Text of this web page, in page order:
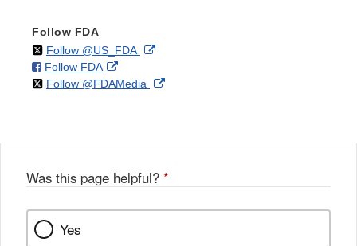
Follow FDA
Follow @US_FDAon External
Disclaimer
Follow FDAon
Facebook
External
Link
Follow @FDAMedia on External
Was this page helpful? *
Yes